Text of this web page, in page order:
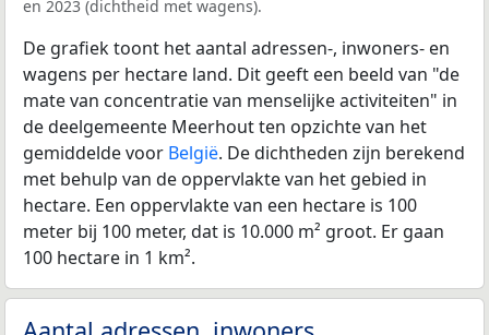
en 2023 (dichtheid met wagens).
De grafiek toont het aantal adressen-, inwoners- en
wagens per hectare land. Dit geeft een beeld van "de
mate van concentratie van menselijke activiteiten" in
de deelgemeente Meerhout ten opzichte van het
gemiddelde voor België. De dichtheden zijn berekend
met behulp van de oppervlakte van het gebied in
hectare. Een oppervlakte van een hectare is 100
meter bij 100 meter, dat is 10.000 m² groot. Er gaan
100 hectare in 1 km².